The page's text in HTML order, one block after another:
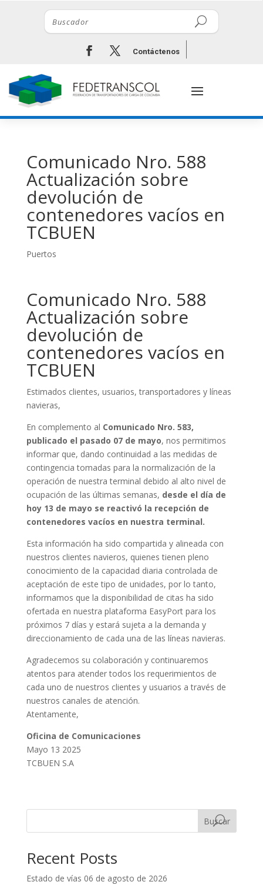
Contáctenos
Comunicado Nro. 588
Actualización sobre
devolución de
contenedores vacíos en
TCBUEN
Puertos
Comunicado Nro. 588
Actualización sobre
devolución de
contenedores vacíos en
TCBUEN
Estimados clientes, usuarios, transportadores y líneas
navieras,
En complemento al Comunicado Nro. 583,
publicado el pasado 07 de mayo, nos permitimos
informar que, dando continuidad a las medidas de
contingencia tomadas para la normalización de la
operación de nuestra terminal debido al alto nivel de
ocupación de las últimas semanas, desde el día de
hoy 13 de mayo se reactivó la recepción de
contenedores vacíos en nuestra terminal.
Esta información ha sido compartida y alineada con
nuestros clientes navieros, quienes tienen pleno
conocimiento de la capacidad diaria controlada de
aceptación de este tipo de unidades, por lo tanto,
informamos que la disponibilidad de citas ha sido
ofertada en nuestra plataforma EasyPort para los
próximos 7 días y estará sujeta a la demanda y
direccionamiento de cada una de las líneas navieras.
Agradecemos su colaboración y continuaremos
atentos para atender todos los requerimientos de
cada uno de nuestros clientes y usuarios a través de
nuestros canales de atención.
Atentamente,
Oficina de Comunicaciones
Mayo 13 2025
TCBUEN S.A
Buscar
Recent Posts
Estado de vías 06 de agosto de 2026